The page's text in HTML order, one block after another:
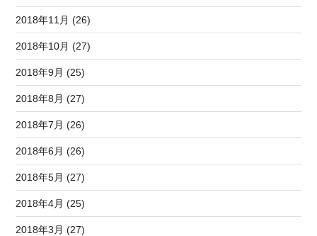
2018年11月 (26)
2018年10月 (27)
2018年9月 (25)
2018年8月 (27)
2018年7月 (26)
2018年6月 (26)
2018年5月 (27)
2018年4月 (25)
2018年3月 (27)